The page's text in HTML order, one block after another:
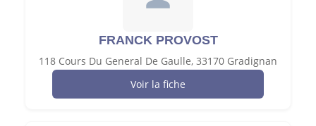
FRANCK PROVOST
118 Cours Du General De Gaulle, 33170 Gradignan
Voir la fiche